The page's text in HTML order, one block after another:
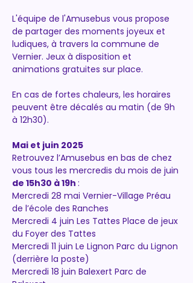
L'équipe de l'Amusebus vous propose
de partager des moments joyeux et
ludiques, à travers la commune de
Vernier. Jeux à disposition et
animations gratuites sur place.
En cas de fortes chaleurs, les horaires
peuvent être décalés au matin (de 9h
à 12h30).
Mai et juin 2025
Retrouvez l’Amusebus en bas de chez
vous tous les mercredis du mois de juin
de 15h30 à 19h :
Mercredi 28 mai Vernier-Village Préau
de l’école des Ranches
Mercredi 4 juin Les Tattes Place de jeux
du Foyer des Tattes
Mercredi 11 juin Le Lignon Parc du Lignon
(derrière la poste)
Mercredi 18 juin Balexert Parc de